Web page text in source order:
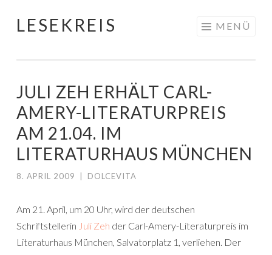
Springe
LESEKREIS MENÜ
JULI ZEH ERHÄLT CARL-
AMERY-LITERATURPREIS
AM 21.04. IM
LITERATURHAUS MÜNCHEN
8. APRIL 2009 DOLCEVITA
Am 21. April, um 20 Uhr, wird der deutschen
Schriftstellerin Juli Zeh der Carl-Amery-Literaturpreis im
Literaturhaus München, Salvatorplatz 1, verliehen. Der